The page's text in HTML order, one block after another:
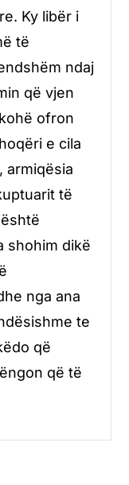
Ky libër i
të
ndaj
që vjen
ofron
e cila
armiqësia
të
shohim dikë
nga ana
te
që
që të